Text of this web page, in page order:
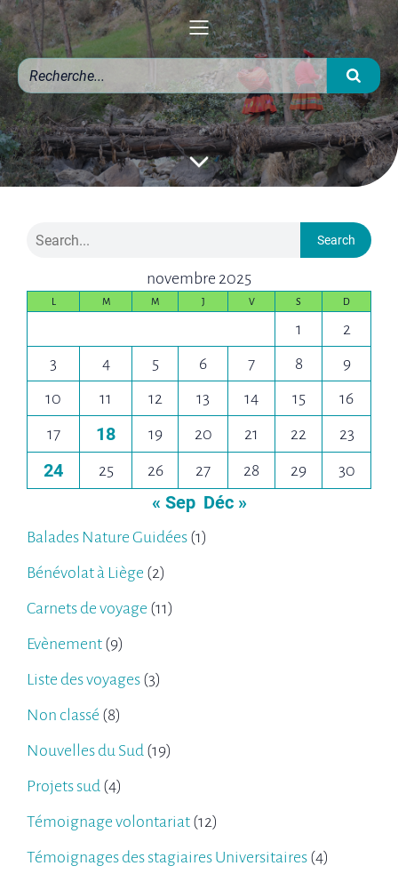
Search
novembre 2025
L M M J V S D
1
2
3
4 5 6 7 8
9
10
11 12 13 14 15
16
17
18 19 20 21 22 23
24 25 26 27 28 29 30
« Sep Déc »
Balades Nature Guidées (1)
Bénévolat à Liège (2)
Carnets de voyage (11)
Evènement (9)
Liste des voyages (3)
Non classé (8)
Nouvelles du Sud (19)
Projets sud (4)
Témoignage volontariat (12)
Témoignages des stagiaires Universitaires (4)